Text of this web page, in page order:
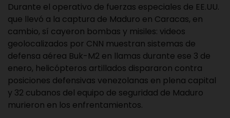
Durante el operativo de fuerzas especiales de EE.UU.
que llevó a la captura de Maduro en Caracas, en
cambio, sí cayeron bombas y misiles: videos
geolocalizados por CNN muestran sistemas de
defensa aérea Buk-M2 en llamas durante ese 3 de
enero, helicópteros artillados dispararon contra
posiciones defensivas venezolanas en plena capital
y 32 cubanos del equipo de seguridad de Maduro
murieron en los enfrentamientos.